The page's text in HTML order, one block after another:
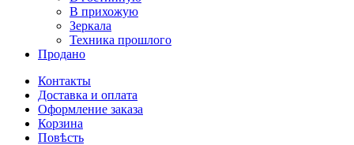
В прихожую
Зеркала
Техника прошлого
Продано
Контакты
Доставка и оплата
Оформление заказа
Корзина
Повѣсть